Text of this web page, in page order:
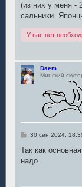
(из них у меня -
сальники.
У вас нет
Daem
Минский
С
о
щ
30 сен 2024,
Так как
надо.